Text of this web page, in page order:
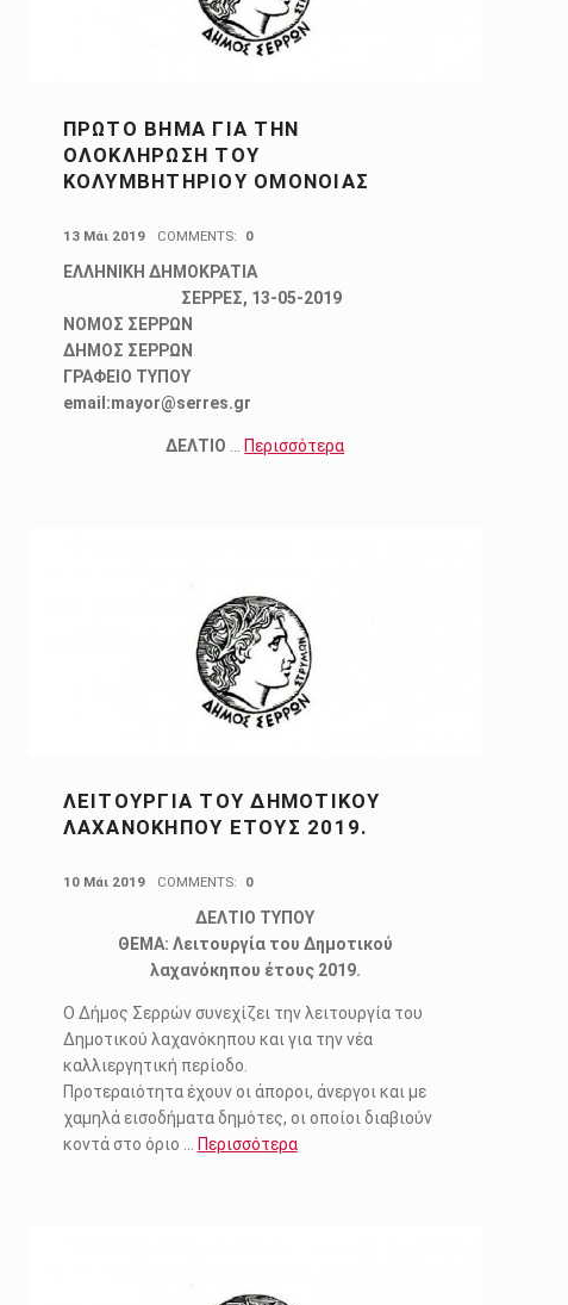
ΠΡΩΤΟ ΒΗΜΑ ΓΙΑ ΤΗΝ
ΟΛΟΚΛΗΡΩΣΗ ΤΟΥ
ΚΟΛΥΜΒΗΤΗΡΙΟΥ ΟΜΟΝΟΙΑΣ
13 Μάι 2019 COMMENTS: 0
ΕΛΛΗΝΙΚΗ ΔΗΜΟΚΡΑΤΙΑ
ΣΕΡΡΕΣ, 13-05-2019
ΝΟΜΟΣ ΣΕΡΡΩΝ
ΔΗΜΟΣ ΣΕΡΡΩΝ
ΓΡΑΦΕΙΟ ΤΥΠΟΥ
email:mayor@serres.gr
ΔΕΛΤΙΟ … Περισσότερα
ΛΕΙΤΟΥΡΓΊΑ ΤΟΥ ΔΗΜΟΤΙΚΟΎ
ΛΑΧΑΝΌΚΗΠΟΥ ΈΤΟΥΣ 2019.
10 Μάι 2019 COMMENTS: 0
ΔΕΛΤΙΟ ΤΥΠΟΥ
ΘΕΜΑ: Λειτουργία του Δημοτικού
λαχανόκηπου έτους 2019.
Ο Δήμος Σερρών συνεχίζει την λειτουργία του
Δημοτικού λαχανόκηπου και για την νέα
καλλιεργητική περίοδο.
Προτεραιότητα έχουν οι άποροι, άνεργοι και με
χαμηλά εισοδήματα δημότες, οι οποίοι διαβιούν
κοντά στο όριο … Περισσότερα